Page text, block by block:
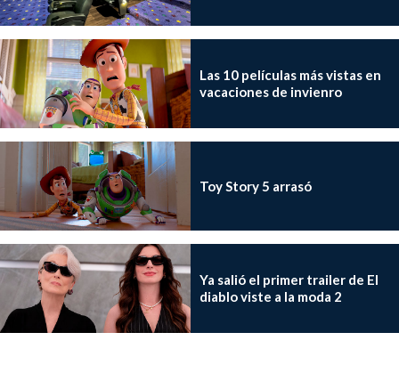
Las 10 películas más vistas en
vacaciones de invienro
Toy Story 5 arrasó
Ya salió el primer trailer de El
diablo viste a la moda 2